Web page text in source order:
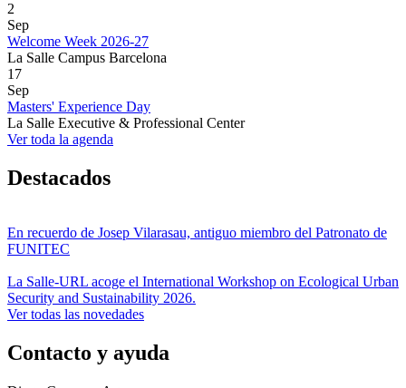
2
Sep
Welcome Week 2026-27
La Salle Campus Barcelona
17
Sep
Masters' Experience Day
La Salle Executive & Professional Center
Ver toda la agenda
Destacados
En recuerdo de Josep Vilarasau, antiguo miembro del Patronato de
FUNITEC
La Salle-URL acoge el International Workshop on Ecological Urban
Security and Sustainability 2026.
Ver todas las novedades
Contacto y ayuda